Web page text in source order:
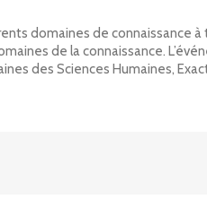
domaines de connaissance à
de la connaissance.
des Sciences Humaines,